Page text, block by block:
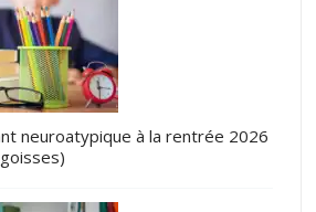
neuroatypique à la rentrée 2026